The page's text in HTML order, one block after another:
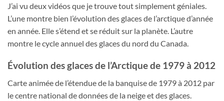
J’ai vu deux vidéos que je trouve tout simplement géniales.
L’une montre bien l’évolution des glaces de l’arctique d’année
en année. Elle s’étend et se réduit sur la planète. L’autre
montre le cycle annuel des glaces du nord du Canada.
Évolution des glaces de l’Arctique de 1979 à 2012
Carte animée de l’étendue de la banquise de 1979 à 2012 par
le centre national de données de la neige et des glaces.